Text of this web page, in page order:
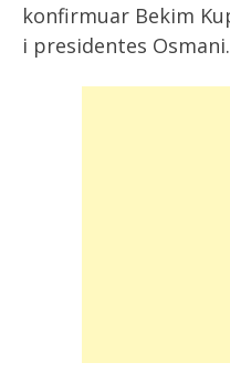
konfirmuar Bekim
i presidentes Osmani.